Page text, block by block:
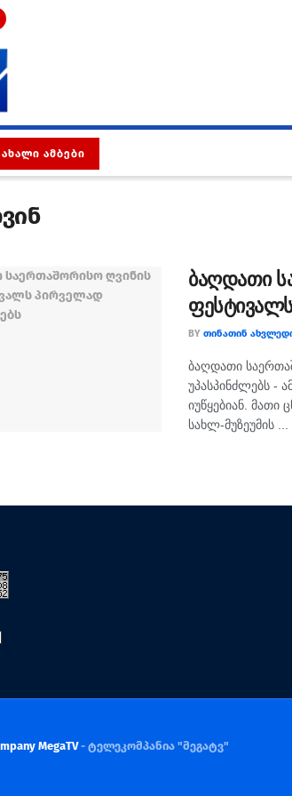
ᲐᲮᲐᲚᲘ ᲐᲛᲑᲔᲑᲘ
ბაღდათი
BY ᲗᲘᲜᲐᲗᲘᲜ
ბაღდათი
უპასპინძლებს -
იუწყებიან. მათი
სახლ-მუზეუმის ...
MegaTV- ტელეკომპანია "მეგატვ"